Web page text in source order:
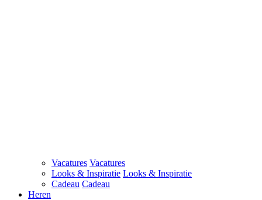
Vacatures Vacatures
Looks & Inspiratie Looks & Inspiratie
Cadeau Cadeau
Heren